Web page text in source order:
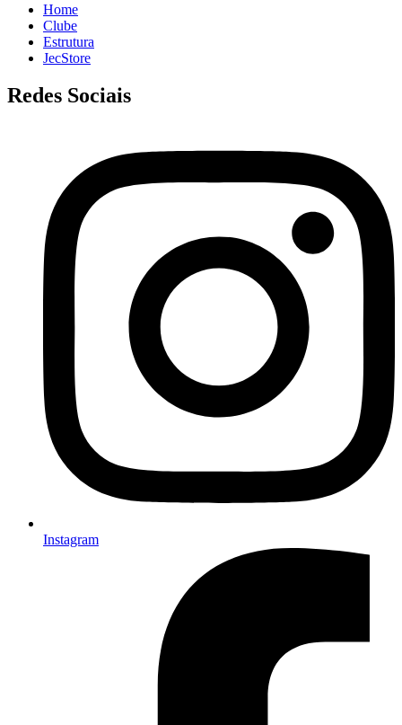
Home
Clube
Estrutura
JecStore
Redes Sociais
Instagram